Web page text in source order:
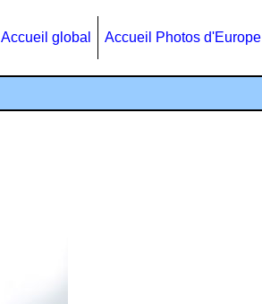
Accueil global Accueil Photos d'Europe